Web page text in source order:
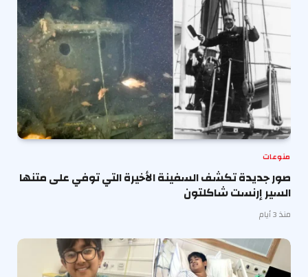
منوعات
صور جديدة تكشف السفينة الأخيرة التي توفي على متنها
السير إرنست شاكلتون
منذ 3 أيام